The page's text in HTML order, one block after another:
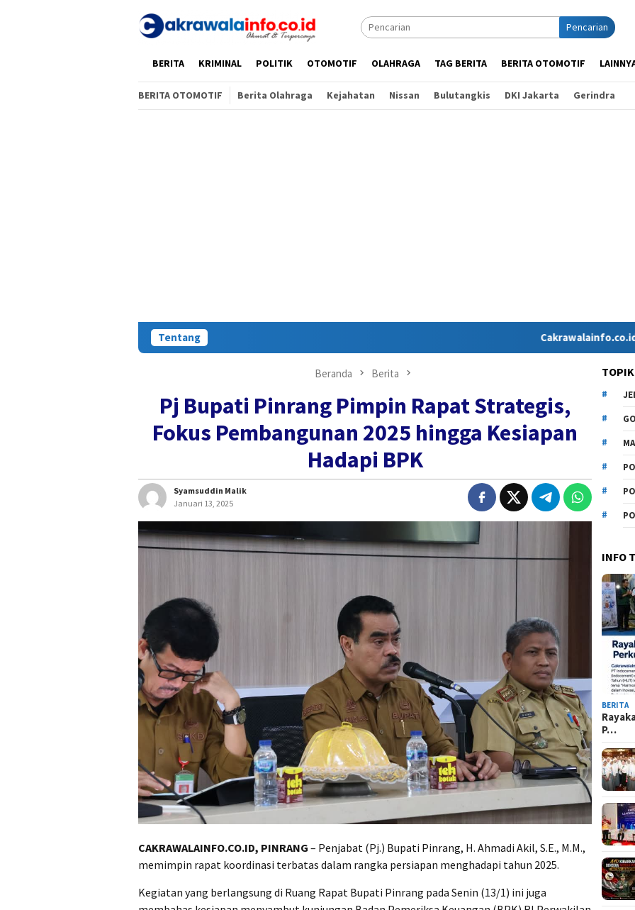
Pencarian
HOMEBERITA KRIMINAL POLITIK OTOMOTIF OLAHRAGA TAG BERITA BERITA OTOMOTIF
BERITA OTOMOTIF Berita Olahraga Kejahatan Nissan Bulutangkis DKI Jakarta Gerindra
Tentang Cakrawalainfo.co.id hadir
Beranda Berita
Pj Bupati Pinrang Pimpin Rapat Strategis,
Fokus Pembangunan 2025 hingga Kesiapan
Hadapi BPK
Syamsuddin Malik
Januari 13, 2025
CAKRAWALAINFO.CO.ID, PINRANG – Penjabat (Pj.) Bupati Pinrang, H. Ahmadi Akil, S.E., M.M.,
memimpin rapat koordinasi terbatas dalam rangka persiapan menghadapi tahun 2025.
Kegiatan yang berlangsung di Ruang Rapat Bupati Pinrang pada Senin (13/1) ini juga
INFO
BERITA
P…